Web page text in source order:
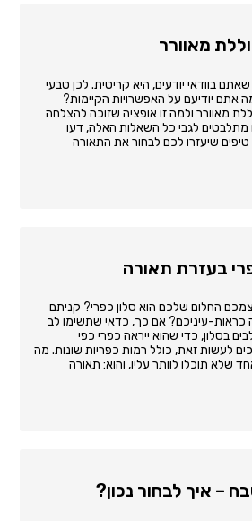
מאוורר
בוודאי יודעים, היא קריטית. לכן טבעי
אתם יודיעם על האפשרויות הקיימות?
מאוורר ולמה זו אופציה שזוכה להצלחה
לגבי כל השאלות האלה, דעו
שיעזרו לכם לבחור את התאורה
בעזרת תאורה
החלום שלכם הוא סלון כפרי? קניתם
כראות-עיניכם? אם כך, כדאי שתשימו לב
בסלון, כדי שהוא ייראה כפרי כפי
לעשות זאת, כולל רמות כפריות שונות. מה
שלא תוכלו לוותר עליו, והוא: תאורה
– איך לבחור נכון?